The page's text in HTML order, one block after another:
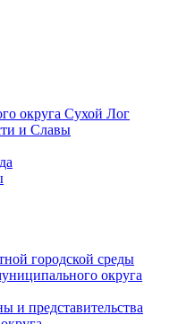
округа Сухой Лог
и Славы
городской среды
округа
и представительства